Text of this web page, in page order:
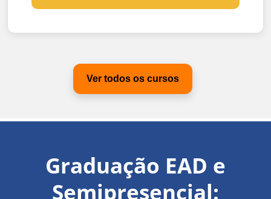
Ver todos os cursos
Graduação EAD e
Semipresencial: